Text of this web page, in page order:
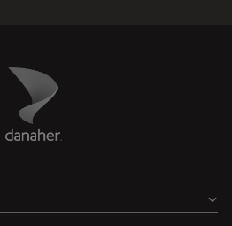
Danaher Logo